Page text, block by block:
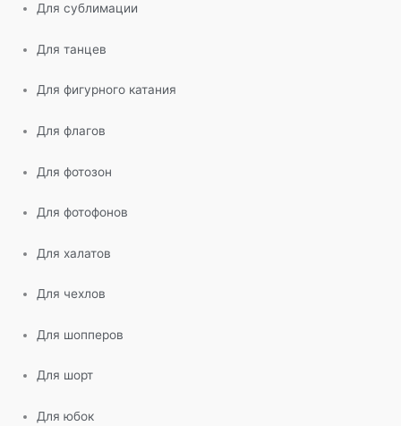
Для сублимации
Для танцев
Для фигурного катания
Для флагов
Для фотозон
Для фотофонов
Для халатов
Для чехлов
Для шопперов
Для шорт
Для юбок